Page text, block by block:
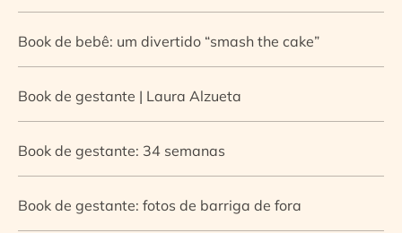
Book de bebê: um divertido “smash the cake”
Book de gestante | Laura Alzueta
Book de gestante: 34 semanas
Book de gestante: fotos de barriga de fora